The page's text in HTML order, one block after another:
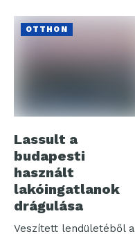
OTTHON
Lassult a
budapesti
használt
lakóingatlanok
drágulása
Veszített lendületéből a